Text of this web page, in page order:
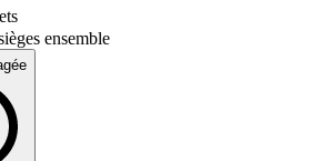
ensemble